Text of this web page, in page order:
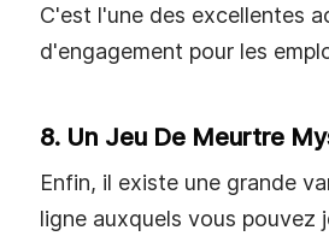
C'est l'une des excellentes
d'engagement pour les
8. Un Jeu De Meurtre
Enfin, il existe une grande
ligne auxquels vous pouvez